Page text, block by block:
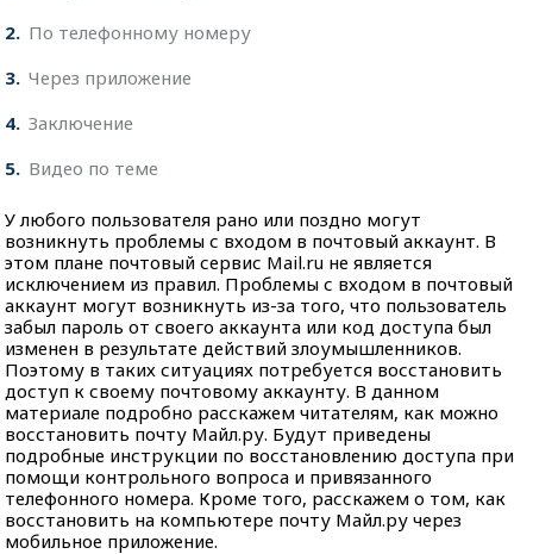
2 По телефонному номеру
3 Через приложение
4 Заключение
5 Видео по теме
У любого пользователя рано или поздно могут
возникнуть проблемы с входом в почтовый аккаунт. В
этом плане почтовый сервис Mail.ru не является
исключением из правил. Проблемы с входом в почтовый
аккаунт могут возникнуть из-за того, что пользователь
забыл пароль от своего аккаунта или код доступа был
изменен в результате действий злоумышленников.
Поэтому в таких ситуациях потребуется восстановить
доступ к своему почтовому аккаунту. В данном
материале подробно расскажем читателям, как можно
восстановить почту Майл.ру. Будут приведены
подробные инструкции по восстановлению доступа при
помощи контрольного вопроса и привязанного
телефонного номера. Кроме того, расскажем о том, как
восстановить на компьютере почту Майл.ру через
мобильное приложение.